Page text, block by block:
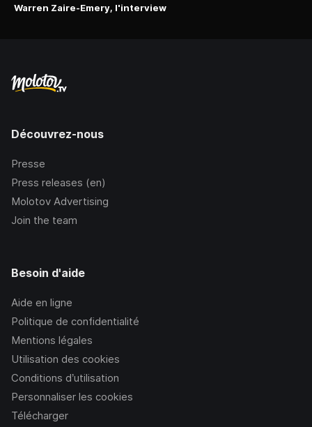
Warren Zaire-Emery, l'interview
Découvrez-nous
Presse
Press releases (en)
Molotov Advertising
Join the team
Besoin d'aide
Aide en ligne
Politique de confidentialité
Mentions légales
Utilisation des cookies
Conditions d’utilisation
Personnaliser les cookies
Télécharger